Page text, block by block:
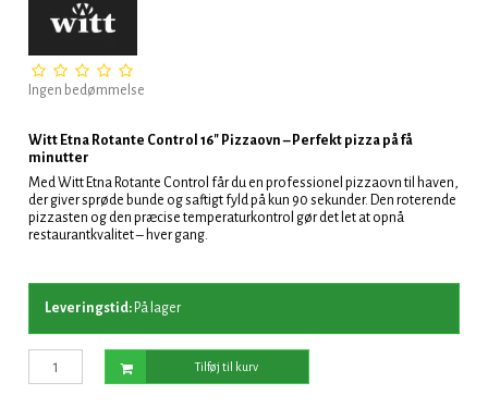
Ingen bedømmelse
Witt Etna Rotante Control 16" Pizzaovn – Perfekt pizza på få
minutter
Med Witt Etna Rotante Control får du en professionel pizzaovn til haven,
der giver sprøde bunde og saftigt fyld på kun 90 sekunder. Den roterende
pizzasten og den præcise temperaturkontrol gør det let at opnå
restaurantkvalitet – hver gang.
Leveringstid: På lager
Tilføj til kurv